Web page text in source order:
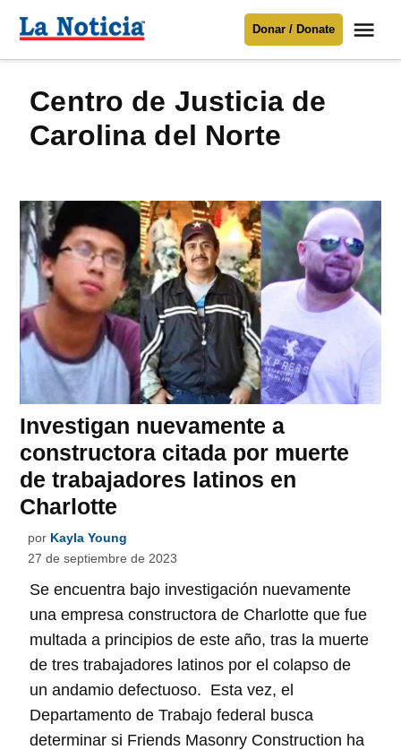
Para mantenerte informado necesitamostu apoyo
contenido
Noticia
Donar / Donate
Centro de Justicia de
Carolina del Norte
Investigan nuevamente a
constructora citada por muerte
de trabajadores latinos en
Charlotte
por Kayla Young
27 de septiembre de 2023
Se encuentra bajo investigación nuevamente
una empresa constructora de Charlotte que fue
multada a principios de este año, tras la muerte
de tres trabajadores latinos por el colapso de
un andamio defectuoso. Esta vez, el
Departamento de Trabajo federal busca
determinar si Friends Masonry Construction ha